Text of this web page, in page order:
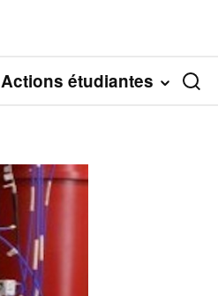
Actions étudiantes